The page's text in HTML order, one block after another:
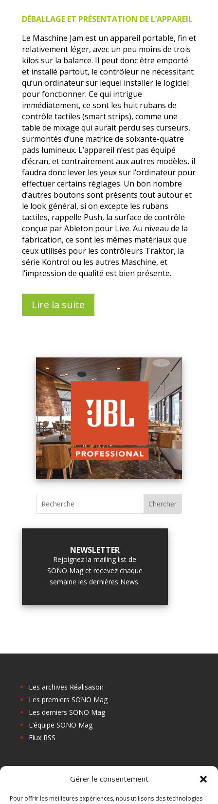
Gérer le consentement
Pour offrir les meilleures expériences, nous utilisons des technologies
DÉBALLAGE ET PRÉSENTATION DE L’APPAREIL
Le Maschine Jam est un appareil portable, fin et
relativement léger, avec un peu moins de trois
kilos sur la balance. Il peut donc être emporté
et installé partout, le contrôleur ne nécessitant
qu’un ordinateur sur lequel installer le logiciel
pour fonctionner. Ce qui intrigue
immédiatement, ce sont les huit rubans de
contrôle tactiles (smart strips), comme une
table de mixage qui aurait perdu ses curseurs,
surmontés d’une matrice de soixante-quatre
pads lumineux. L’appareil n’est pas équipé
d’écran, et contrairement aux autres modèles, il
faudra donc lever les yeux sur l’ordinateur pour
effectuer certains réglages. Un bon nombre
d’autres boutons sont présents tout autour et
le look général, si on excepte les rubans
tactiles, rappelle Push, la surface de contrôle
conçue par Ableton pour Live. Au niveau de la
fabrication, ce sont les mêmes matériaux que
ceux utilisés pour les contrôleurs Traktor, la
série Kontrol ou les autres Maschine, et
l’impression de qualité est bien présente.
Lire la suite
NEWSLETTER
Rejoignez la mailing list de
SONO Mag et recevez chaque
semaine les dernières News.
Les archives Réalisason
Les premiers SONO Mag
Les derniers SONO Mag
L’équipe SONO Mag
Flux RSS
Les Centres de Formation
Les Points Relais